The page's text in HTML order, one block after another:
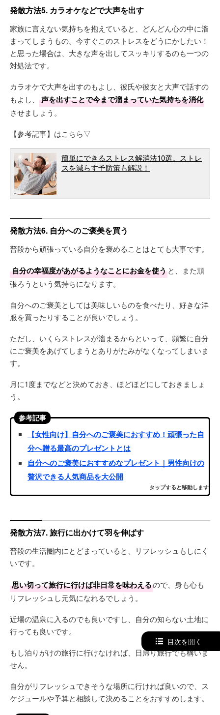
発散方法5. カラオケなどで大声を出す
家族に言えない気持ちを抱えていると、どんどん心の中に溜
まってしまうもの。今すぐこのストレスをどうにかしたい！
と思った場合は、大きな声を出してスッキリするのも一つの
対処法です。
カラオケで大声を出すのもよし、彼氏や彼女と大声で話すの
もよし、
声を出すことで今まで溜まっていた気持ちを消化
させましょう。
【参考記事】はこちら▽
簡単にできるストレス解消法10選。ストレ
スを減らす予防策も解説！
発散方法6. 自分へのご褒美を買う
普段から頑張っている自分を褒めることはとても大事です。
自分の幸福度があがるようなことにお金を使うと、また頑
張ろうという気持ちになります。
自分へのご褒美としては美味しいものを食べたり、好きな洋
服を買ったりすることが良いでしょう。
ただし、いくらストレスが溜まるからといって、頻繁に自分
にご褒美をあげてしまうとありがたみがなくなってしまいま
す。
月に1度までなどと決めておき、ほどほどにしておきましょ
う。
参考記事
【女性向け】自分へのご褒美におすすめ！頑張った自
分へ贈る最高のプレゼントとは
自分へのご褒美におすすめなプレゼント｜男性向けの
贅沢できる人気商品を大公開
タップすると移動します
発散方法7. 旅行に出かけて羽を伸ばす
普段の生活圏内にとどまっていると、リフレッシュもしにく
いです。
思い切って旅行に行けば非日常を味わえるので、身も心も
リフレッシュし元気になれるでしょう。
近場の温泉に入るのでも良いですし、自分の知らない土地に
行っても良いです。
もし泊りがけの旅行に行けなければ、日帰り旅行でも構いま
せん。
自分がリフレッシュできそうな場所に行ければ良いので、ス
ケジュールや予算と相談して決めることをおすすめします。
目次を開く